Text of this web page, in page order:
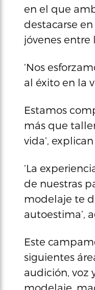
en el que
destacarse
jóvenes entre
‘Nos
al éxito en la
Estamos
más que
vida’,
‘La
de nuestras
modelaje te
autoestima’,
Este
siguientes
audición, voz
modelaje,